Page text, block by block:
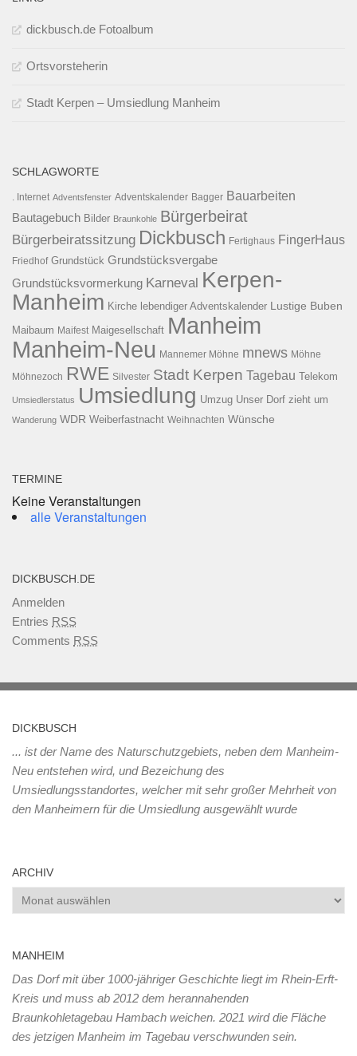
dickbusch.de Fotoalbum
Ortsvorsteherin
Stadt Kerpen – Umsiedlung Manheim
SCHLAGWORTE
. Internet Adventsfenster Adventskalender Bagger Bauarbeiten
Bautagebuch Bilder Braunkohle Bürgerbeirat
Bürgerbeiratssitzung Dickbusch Fertighaus FingerHaus
Friedhof Grundstück Grundstücksvergabe
Grundstücksvormerkung Karneval Kerpen-
Manheim Kirche lebendiger Adventskalender Lustige Buben
Maibaum Maifest Maigesellschaft Manheim
Manheim-Neu Mannemer Möhne mnews Möhne
Möhnezoch RWE Silvester Stadt Kerpen Tagebau Telekom
Umsiedlerstatus Umsiedlung Umzug Unser Dorf zieht um
Wanderung WDR Weiberfastnacht Weihnachten Wünsche
TERMINE
Keine Veranstaltungen
alle Veranstaltungen
DICKBUSCH.DE
Anmelden
Entries RSS
Comments RSS
DICKBUSCH
... ist der Name des Naturschutzgebiets, neben dem Manheim-
Neu entstehen wird, und Bezeichung des
Umsiedlungsstandortes, welcher mit sehr großer Mehrheit von
den Manheimern für die Umsiedlung ausgewählt wurde
ARCHIV
Archiv
MANHEIM
Das Dorf mit über 1000-jähriger Geschichte liegt im Rhein-Erft-
Kreis und muss ab 2012 dem herannahenden
Braunkohletagebau Hambach weichen. 2021 wird die Fläche
des jetzigen Manheim im Tagebau verschwunden sein.